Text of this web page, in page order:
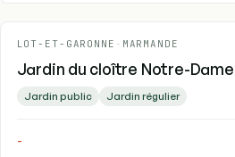
LOT-ET-GARONNE - MARMANDE
Jardin du cloître Notre-Dame
Jardin public Jardin régulier
-